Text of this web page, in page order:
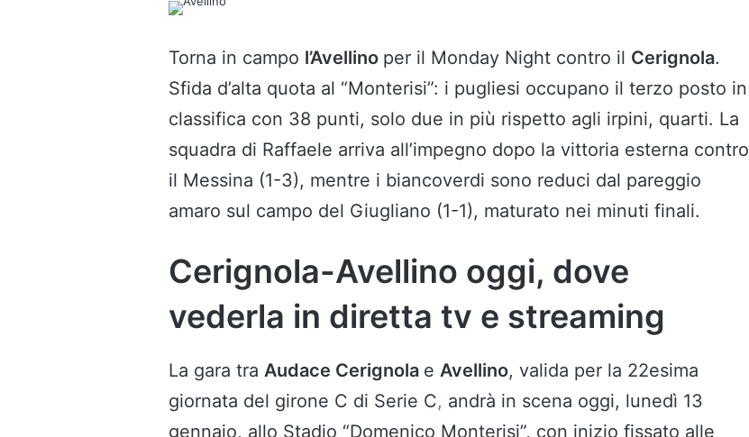
Torna in campo l’Avellino per il Monday Night contro il Cerignola.
Sfida d’alta quota al “Monterisi”: i pugliesi occupano il terzo posto in
classifica con 38 punti, solo due in più rispetto agli irpini, quarti. La
squadra di Raffaele arriva all’impegno dopo la vittoria esterna contro
il Messina (1-3), mentre i biancoverdi sono reduci dal pareggio
amaro sul campo del Giugliano (1-1), maturato nei minuti finali.
Cerignola-Avellino oggi, dove
vederla in diretta tv e streaming
La gara tra Audace Cerignola e Avellino, valida per la 22esima
giornata del girone C di Serie C, andrà in scena oggi, lunedì 13
gennaio, allo Stadio “Domenico Monterisi”, con inizio fissato alle